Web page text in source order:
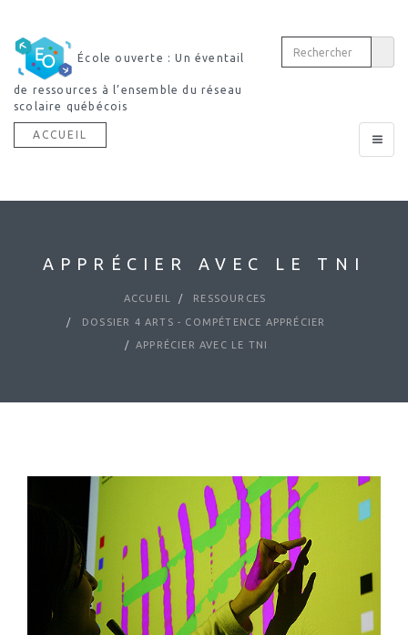
École ouverte : Un éventail
de ressources à l’ensemble du réseau
scolaire québécois
Toggle
ACCUEIL
APPRÉCIER AVEC LE TNI
ACCUEIL RESSOURCES
DOSSIER 4 ARTS - COMPÉTENCE APPRÉCIER
APPRÉCIER AVEC LE TNI